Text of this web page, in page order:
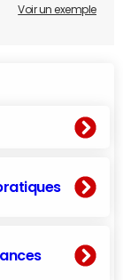
Voir un exemple